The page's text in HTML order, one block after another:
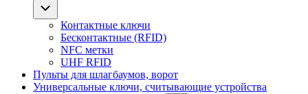
Контактные ключи
Бесконтактные (RFID)
NFC метки
UHF RFID
Пульты для шлагбаумов, ворот
Универсальные ключи, считывающие устройства